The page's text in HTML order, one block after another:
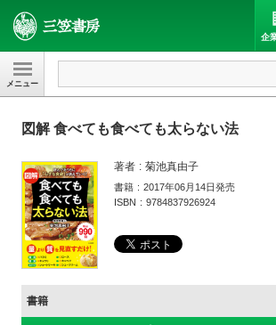
三笠書房
企
図解 食べても食べても太らない法
著者 菊池真由子
書籍
2017年06月14日発売
ISBN
9784837926924
書籍